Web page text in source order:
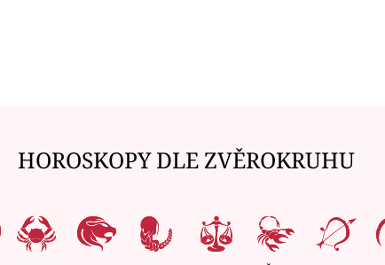
HOROSKOPY DLE ZVĚROKRUHU